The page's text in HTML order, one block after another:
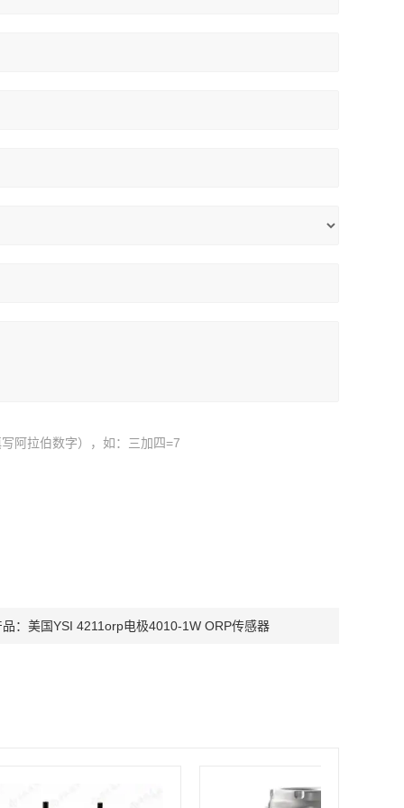
阿拉伯数字），如：三加四=7
： 美国YSI 4211orp电极4010-1W ORP传感器